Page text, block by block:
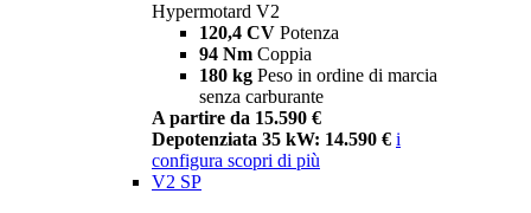
Hypermotard V2
120,4 CV Potenza
94 Nm Coppia
180 kg Peso in ordine di marcia
senza carburante
A partire da 15.590 €
Depotenziata 35 kW: 14.590 € i
configura scopri di più
V2 SP